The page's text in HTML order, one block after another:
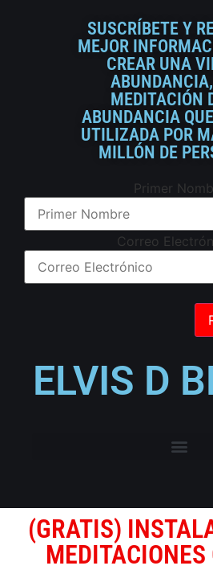
SUSCRÍBETE Y
MEJOR
CREAR UNA
MEDITACIÓN
ABUNDANCIA
UTILIZADA POR
MILLÓN DE
Primer
Correo
ELVIS D
(GRATIS)